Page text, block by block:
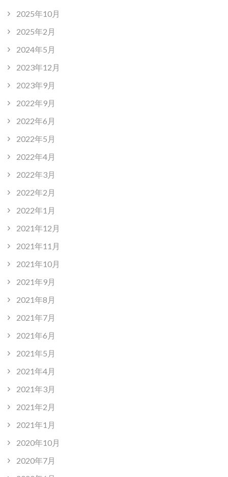
2025年10月
2025年2月
2024年5月
2023年12月
2023年9月
2022年9月
2022年6月
2022年5月
2022年4月
2022年3月
2022年2月
2022年1月
2021年12月
2021年11月
2021年10月
2021年9月
2021年8月
2021年7月
2021年6月
2021年5月
2021年4月
2021年3月
2021年2月
2021年1月
2020年10月
2020年7月